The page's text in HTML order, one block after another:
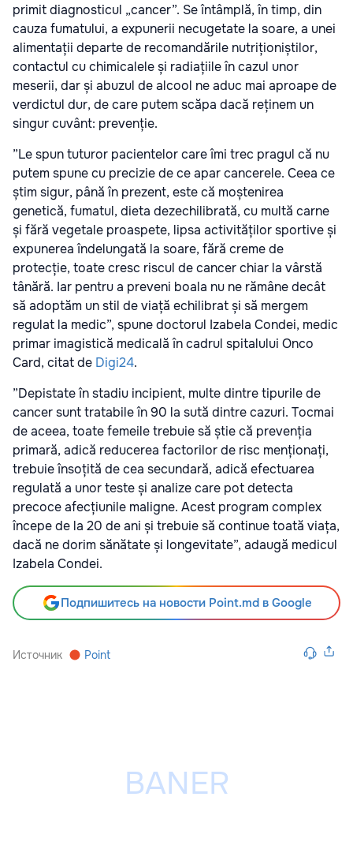
primit diagnosticul „cancer”. Se întâmplă, în timp, din
cauza fumatului, a expunerii necugetate la soare, a unei
alimentații departe de recomandările nutriționiștilor,
contactul cu chimicalele și radiațiile în cazul unor
meserii, dar și abuzul de alcool ne aduc mai aproape de
verdictul dur, de care putem scăpa dacă reținem un
singur cuvânt: prevenție.
”Le spun tuturor pacientelor care îmi trec pragul că nu
putem spune cu precizie de ce apar cancerele. Ceea ce
știm sigur, până în prezent, este că moștenirea
genetică, fumatul, dieta dezechilibrată, cu multă carne
și fără vegetale proaspete, lipsa activităților sportive și
expunerea îndelungată la soare, fără creme de
protecție, toate cresc riscul de cancer chiar la vârstă
tânără. Iar pentru a preveni boala nu ne rămâne decât
să adoptăm un stil de viață echilibrat și să mergem
regulat la medic”, spune doctorul Izabela Condei, medic
primar imagistică medicală în cadrul spitalului Onco
Card, citat de Digi24.
”Depistate în stadiu incipient, multe dintre tipurile de
cancer sunt tratabile în 90 la sută dintre cazuri. Tocmai
de aceea, toate femeile trebuie să știe că prevenția
primară, adică reducerea factorilor de risc menționați,
trebuie însoțită de cea secundară, adică efectuarea
regulată a unor teste și analize care pot detecta
precoce afecțiunile maligne. Acest program complex
începe de la 20 de ani și trebuie să continue toată viața,
dacă ne dorim sănătate și longevitate”, adaugă medicul
Izabela Condei.
Подпишитесь на новости Point.md в Google
Источник Point